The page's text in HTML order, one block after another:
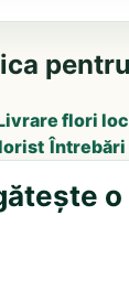
flori
Întrebări